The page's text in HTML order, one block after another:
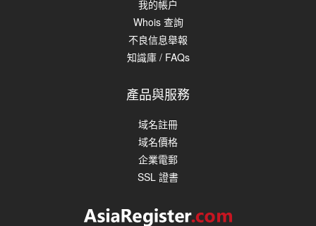
我的帳户
Whois 查詢
不良信息舉報
知識庫 / FAQs
產品與服務
域名註冊
域名價格
企業電郵
SSL 證書